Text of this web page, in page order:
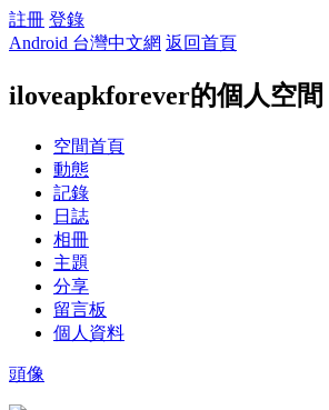
註冊 登錄
Android 台灣中文網 返回首頁
iloveapkforever的個人空間
空間首頁
動態
記錄
日誌
相冊
主題
分享
留言板
個人資料
頭像